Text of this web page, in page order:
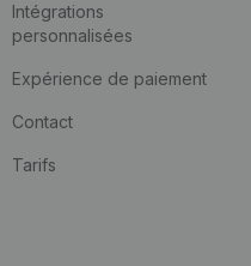
Intégrations
personnalisées
Expérience de paiement
Contact
Tarifs